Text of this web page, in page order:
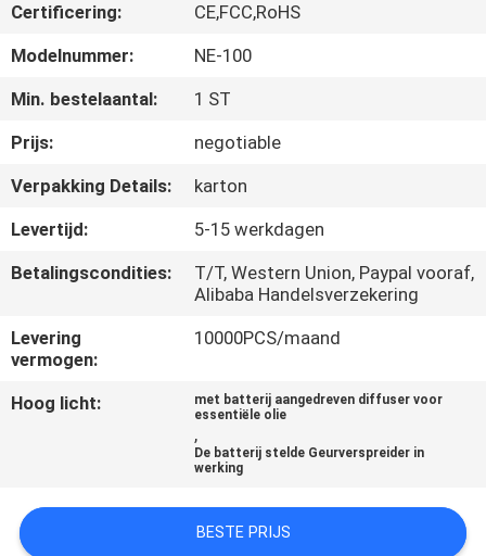
ONGEVEER
FABRIEKSREIS
KWALITEITSCONTROLE
CONTACTEER
ONS
NIEUWS
OM EEN
CITAAT
Certificering:
CE,FCC,RoHS
Modelnummer:
NE-100
Min. bestelaantal:
1 ST
Prijs:
negotiable
Verpakking Details:
karton
Levertijd:
5-15 werkdagen
Betalingscondities:
T/T, Western Union, Paypal vooraf,
Alibaba Handelsverzekering
Levering
vermogen:
10000PCS/maand
Hoog licht:
met batterij aangedreven diffuser voor
essentiële olie
,
De batterij stelde Geurverspreider in
werking
BESTE PRIJS